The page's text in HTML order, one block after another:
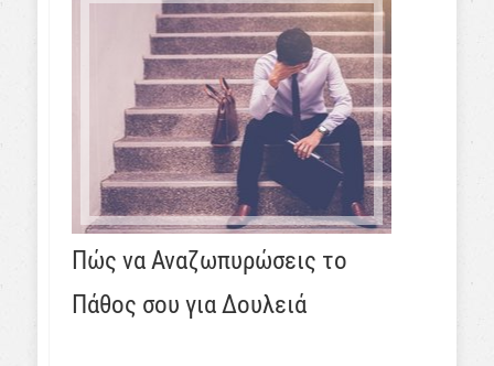
Πώς να Αναζωπυρώσεις το
Πάθος σου για Δουλειά